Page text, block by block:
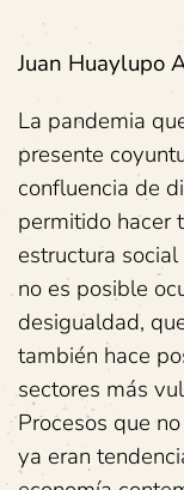
Juan Huaylupo
La pandemia
presente
confluencia de
permitido hacer
estructura
no es posible
desigualdad,
también hace
sectores más
Procesos que
ya eran